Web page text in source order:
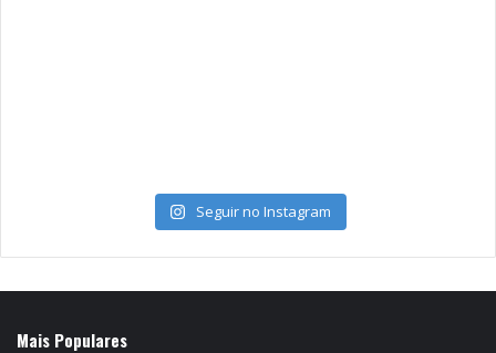
Seguir no Instagram
Mais Populares